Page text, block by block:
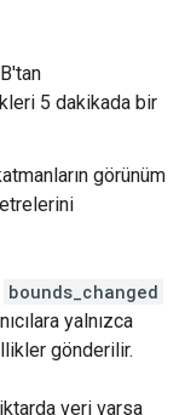
5 dakikada bir
görünüm
bounds_changed
yalnızca
gönderilir.
veri varsa